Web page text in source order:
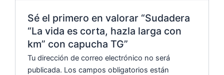
Sé el primero en valorar “Sudadera
“La vida es corta, hazla larga con
km” con capucha TG”
Tu dirección de correo electrónico no será
publicada. Los campos obligatorios están